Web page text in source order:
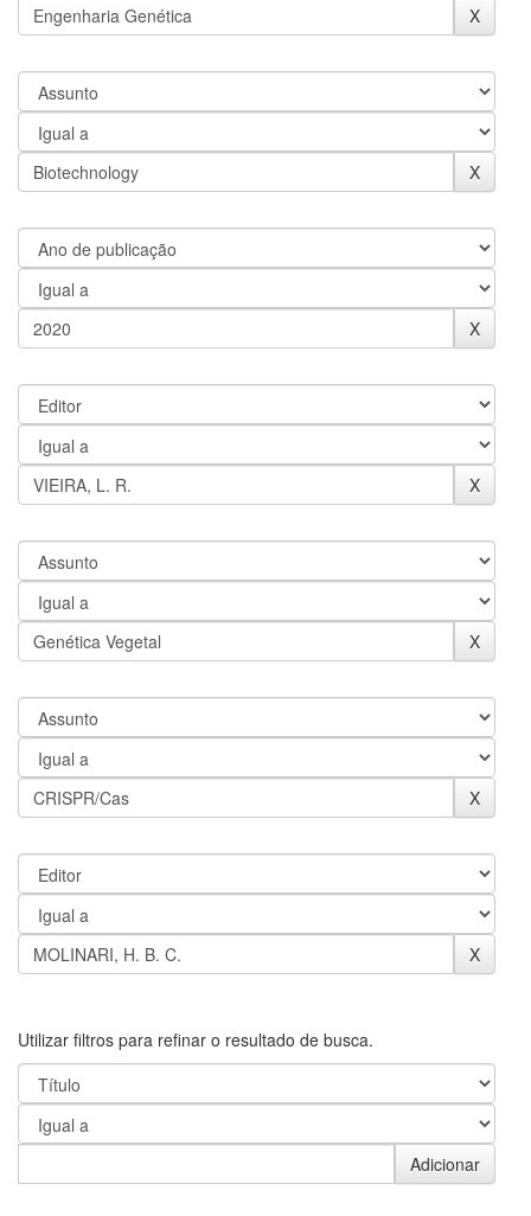
Utilizar filtros para refinar o resultado de busca.